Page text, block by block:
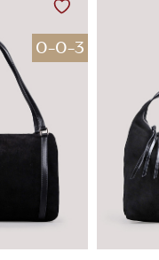
0-0-3